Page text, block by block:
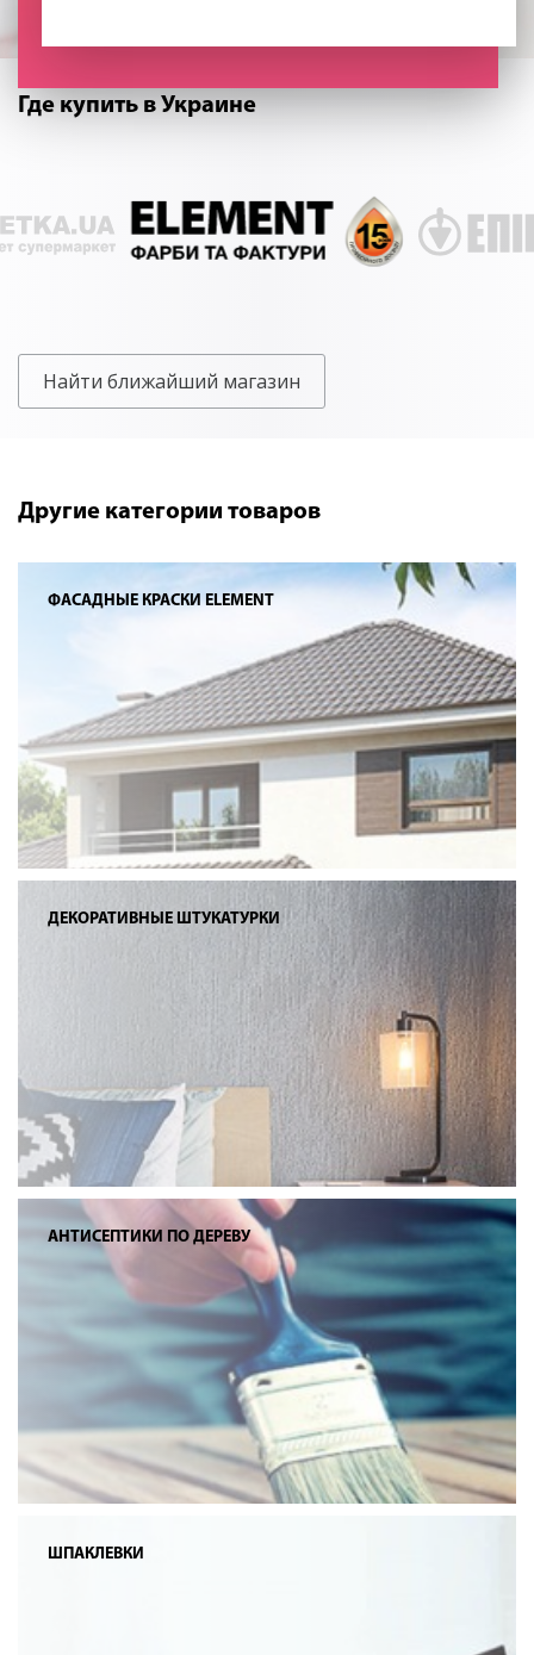
Где купить в Украине
Найти ближайший магазин
Другие категории товаров
ФАСАДНЫЕ КРАСКИ ELEMENT
ДЕКОРАТИВНЫЕ ШТУКАТУРКИ
АНТИСЕПТИКИ ПО ДЕРЕВУ
ШПАКЛЕВКИ